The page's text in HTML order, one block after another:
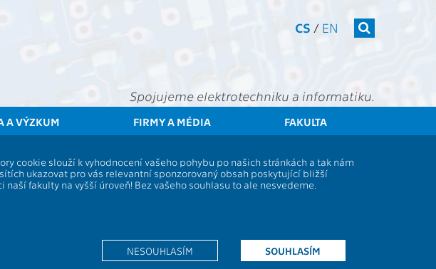
CS / EN
Spojujeme elektrotechniku a informatiku.
A VÝZKUM FIRMY A MÉDIA FAKULTA
cookie slouží k vyhodnocení vašeho pohybu po našich stránkách a tak nám
ukazovat pro vás relevantní sponzorovaný obsah poskytující bližší
fakulty na vyšší úroveň! Bez vašeho souhlasu to ale nesvedeme.
SOUHLASÍM
NESOUHLASÍM
20